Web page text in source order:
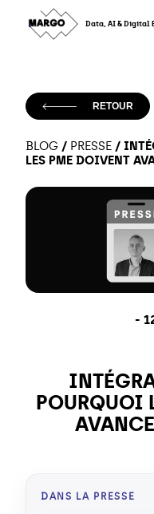
Skip
to
content
Data, AI & Digital
RETOUR
BLOG / PRESSE /
LES PME DOIVENT
-
POURQUOI
DANS LA PRESSE